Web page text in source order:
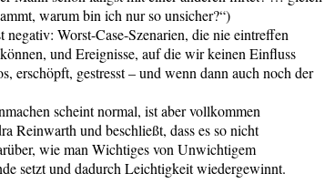
warum bin ich nur so unsicher?“)
Worst-Case-Szenarien, die nie eintreffen
und Ereignisse, auf die wir keinen Einfluss
erschöpft, gestresst – und wenn dann auch noch der
scheint normal, ist aber vollkommen
Reinwarth und beschließt, dass es so nicht
wie man Wichtiges von Unwichtigem
setzt und dadurch Leichtigkeit wiedergewinnt.